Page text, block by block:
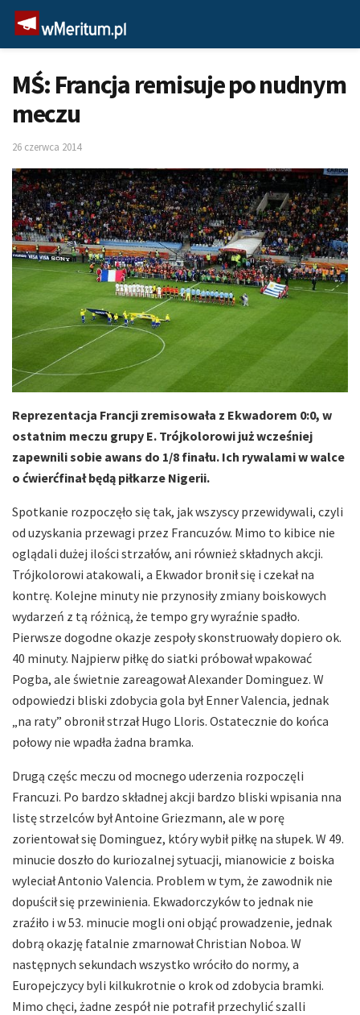
MŚ: Francja remisuje po nudnym
meczu
26 czerwca 2014
Reprezentacja Francji zremisowała z Ekwadorem 0:0, w
ostatnim meczu grupy E. Trójkolorowi już wcześniej
zapewnili sobie awans do 1/8 finału. Ich rywalami w walce
o ćwierćfinał będą piłkarze Nigerii.
Spotkanie rozpoczęło się tak, jak wszyscy przewidywali, czyli
od uzyskania przewagi przez Francuzów. Mimo to kibice nie
oglądali dużej ilości strzałów, ani również składnych akcji.
Trójkolorowi atakowali, a Ekwador bronił się i czekał na
kontrę. Kolejne minuty nie przynosiły zmiany boiskowych
wydarzeń z tą różnicą, że tempo gry wyraźnie spadło.
Pierwsze dogodne okazje zespoły skonstruowały dopiero ok.
40 minuty. Najpierw piłkę do siatki próbował wpakować
Pogba, ale świetnie zareagował Alexander Dominguez. W
odpowiedzi bliski zdobycia gola był Enner Valencia, jednak
„na raty” obronił strzał Hugo Lloris. Ostatecznie do końca
połowy nie wpadła żadna bramka.
Drugą częśc meczu od mocnego uderzenia rozpoczęli
Francuzi. Po bardzo składnej akcji bardzo bliski wpisania nna
listę strzelców był Antoine Griezmann, ale w porę
zorientował się Dominguez, który wybił piłkę na słupek. W 49.
minucie doszło do kuriozalnej sytuacji, mianowicie z boiska
wyleciał Antonio Valencia. Problem w tym, że zawodnik nie
dopuścił się przewinienia. Ekwadorczyków to jednak nie
zraźiło i w 53. minucie mogli oni objąć prowadzenie, jednak
dobrą okazję fatalnie zmarnował Christian Noboa. W
następnych sekundach wszystko wróciło do normy, a
Europejczycy byli kilkukrotnie o krok od zdobycia bramki.
Mimo chęci, żadne zespół nie potrafił przechylić szalli